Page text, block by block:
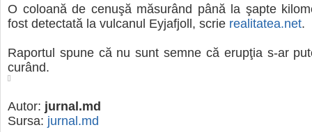
O coloană de cenuşă măsurând până la şapte
fost detectată la vulcanul Eyjafjoll, scrie realitatea.net.
Raportul spune că nu sunt semne că erupţia s-ar
curând.
Autor: jurnal.md
Sursa: jurnal.md